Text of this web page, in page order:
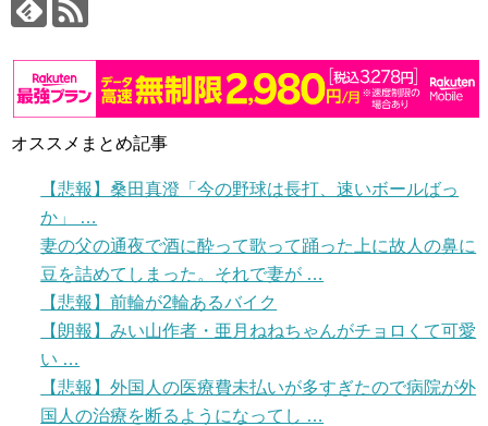
オススメまとめ記事
【悲報】桑田真澄「今の野球は長打、速いボールばっ
か」 …
妻の父の通夜で酒に酔って歌って踊った上に故人の鼻に
豆を詰めてしまった。それで妻が …
【悲報】前輪が2輪あるバイク
【朗報】みい山作者・亜月ねねちゃんがチョロくて可愛
い …
【悲報】外国人の医療費未払いが多すぎたので病院が外
国人の治療を断るようになってし …